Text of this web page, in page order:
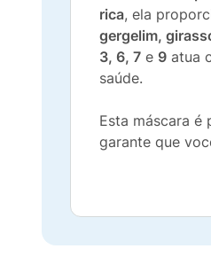
rica, ela
gergelim,
3, 6, 7 e 9 atua
saúde.
Esta máscara
garante que